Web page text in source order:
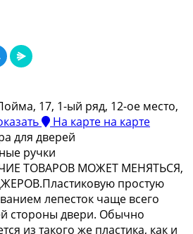
17, 1-ый ряд, 12-ое место,
На карте на карте
для дверей
ручки
ТОВАРОВ МОЖЕТ МЕНЯТЬСЯ,
простую
лепесток чаще всего
стороны двери. Обычно
из такого же пластика, как и